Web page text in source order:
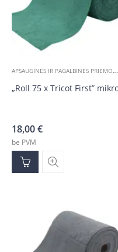
A
PSAUGINĖS IR PAGALBINĖS PRIEMONĖS
„Roll 75 x Tricot First”
18,00€
be PVM